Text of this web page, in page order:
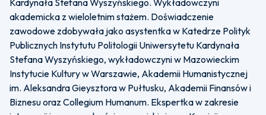
Kardynała Stefana Wyszyńskiego. Wykładowczyni
akademicka z wieloletnim stażem. Doświadczenie
zawodowe zdobywała jako asystentka w Katedrze Polityk
Publicznych Instytutu Politologii Uniwersytetu Kardynała
Stefana Wyszyńskiego, wykładowczyni w Mazowieckim
Instytucie Kultury w Warszawie, Akademii Humanistycznej
im. Aleksandra Gieysztora w Pułtusku, Akademii Finansów i
Biznesu oraz Collegium Humanum. Ekspertka w zakresie